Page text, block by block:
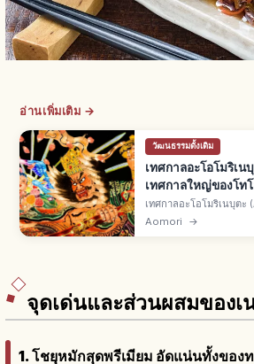
อ่านเพิ่มเติม →
วัฒนธรรมดั้งเดิม
เทศกาลอะโอโมริเน
เทศกาลใหญ่ของโท
เทศกาลอะโอโมริเนบุต
Matsuri) เมืองอาโอโมริ
Aomori →
จุดเด่นและส่วนผสมของเ
1. โชยุหมักสุดพรีเมียม อัดแน่นทั้งของ